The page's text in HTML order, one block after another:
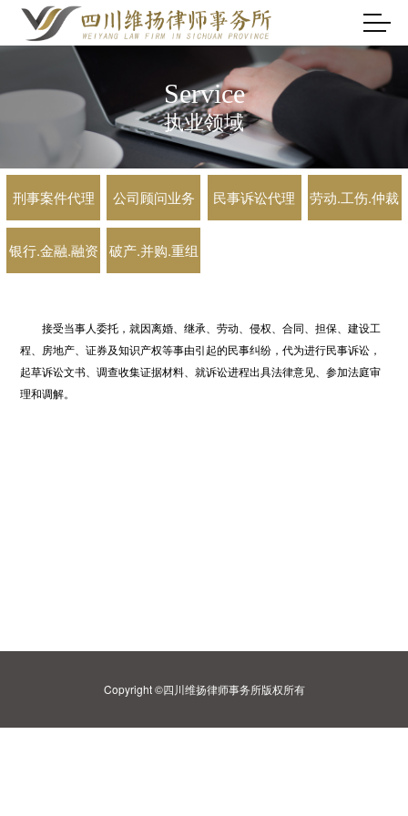
Service
执业领域
刑事案件代理 公司顾问业务 民事诉讼代理 劳动.工伤.仲裁
银行.金融.融资 破产.并购.重组
接受当事人委托，就因离婚、继承、劳动、侵权、合同、担保、建设工
程、房地产、证券及知识产权等事由引起的民事纠纷，代为进行民事诉讼，
起草诉讼文书、调查收集证据材料、就诉讼进程出具法律意见、参加法庭审
理和调解。
Copyright ©四川维扬律师事务所版权所有